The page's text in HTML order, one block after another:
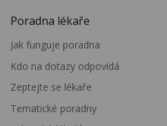
Poradna lékaře
Jak funguje poradna
Kdo na dotazy odpovídá
Zeptejte se lékaře
Tematické poradny